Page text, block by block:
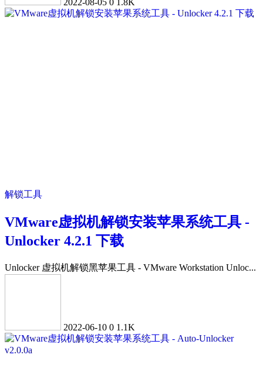
2022-08-05 0 1.8K
解锁工具
VMware虚拟机解锁安装苹果系统工具 -
Unlocker 4.2.1 下载
Unlocker 虚拟机解锁黑苹果工具 - VMware Workstation Unloc...
2022-06-10 0 1.1K